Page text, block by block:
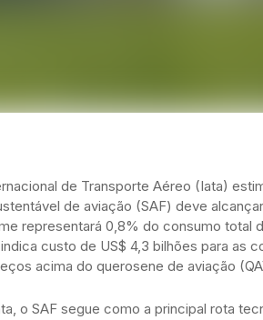
de Transporte Aéreo (Iata)
de aviação (SAF) deve
representará 0,8% do consumo total
custo de US$ 4,3 bilhões para as
acima do querosene de aviação
o SAF segue como a principal rota